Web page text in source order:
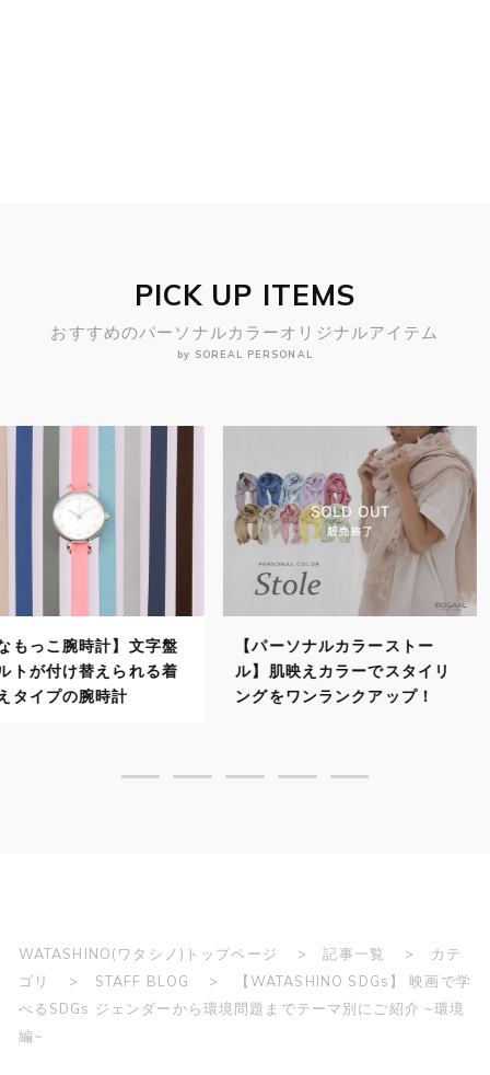
PICK UP ITEMS
おすすめのパーソナルカラーオリジナルアイテム
by SOREAL PERSONAL
】文字盤
られる着
計
【パーソナルカラーストー
ル】肌映えカラーでスタイリ
ングをワンランクアップ！
【パーソ
自分に似
で顔映り
WATASHINO(ワタシノ)トップページ 記事一覧
カテ
ゴリ
STAFF BLOG
【WATASHINO SDGs】 映画で学
べるSDGs ジェンダーから環境問題までテーマ別にご紹介 ~環境
編~